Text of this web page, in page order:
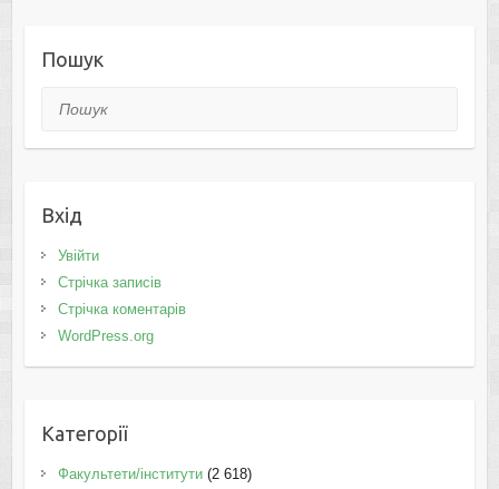
Пошук
Пошук
Вхід
Увійти
Стрічка записів
Стрічка коментарів
WordPress.org
Категорії
Факультети/інститути(2 618)